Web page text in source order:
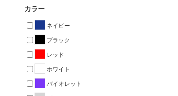
カラー
ネイビー
ブラック
レッド
ホワイト
バイオレット